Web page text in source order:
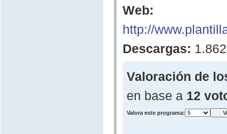
Web:
http://
Descargas: 1.862
Valoración de
en base a 12
Valora este programa: